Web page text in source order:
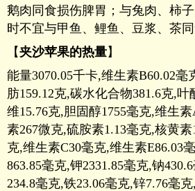
鹅肉同食损伤脾胃；与兔肉、柿
时不宜与甲鱼、鲤鱼、豆浆、茶同
【夹沙苹果的热量】
能量3070.05千卡,维生素B60.02毫
肪159.12克,碳水化合物381.6克,
维15.76克,胆固醇1755毫克,维生
素267微克,硫胺素1.13毫克,核黄
克,维生素C30毫克,维生素E86.03
863.85毫克,钾2331.85毫克,钠
234.8毫克,铁23.06毫克,锌7.76毫